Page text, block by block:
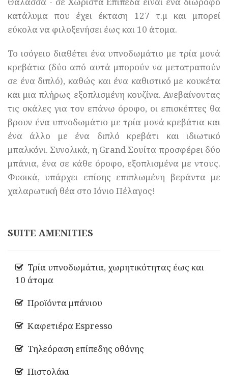
κατάλυμα που έχει έκταση 127 τ.μ και μπορεί
εύκολα να φιλοξενήσει έως και 10 άτομα.
Το ισόγειο διαθέτει ένα υπνοδωμάτιο με τρία μονά
κρεβάτια (δύο από αυτά μπορούν να μετατραπούν
σε ένα διπλό), καθώς και ένα καθιστικό με κουκέτα
και μια πλήρως εξοπλισμένη κουζίνα. Ανεβαίνοντας
τις σκάλες για τον επάνω όροφο, οι επισκέπτες θα
βρουν ένα υπνοδωμάτιο με τρία μονά κρεβάτια και
ένα άλλο με ένα διπλό κρεβάτι και ιδιωτικό
μπαλκόνι. Συνολικά, η Grand Σουίτα προσφέρει δύο
μπάνια, ένα σε κάθε όροφο, εξοπλισμένα με ντους.
Φυσικά, υπάρχει επίσης επιπλωμένη βεράντα με
χαλαρωτική θέα στο Ιόνιο Πέλαγος!
SUITE AMENITIES
Τρία υπνοδωμάτια, χωρητικότητας έως και
10 άτομα
Προϊόντα μπάνιου
Καφετιέρα Espresso
Τηλεόραση επίπεδης οθόνης
Πιστολάκι